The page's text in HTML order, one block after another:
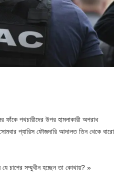
ফাঁকে পথচারীদের উপর হামলাকারী অপরাধ
প্যারিস ফৌজদারি আদালত তিন থেকে বারো
চাপের সম্মুখীন হচ্ছেন তা কোথায়? »